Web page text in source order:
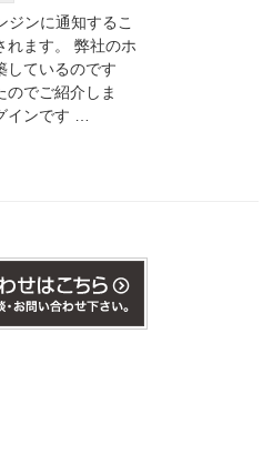
ジンに通知するこ
れます。 弊社のホ
しているのです
のでご紹介しま
インです …